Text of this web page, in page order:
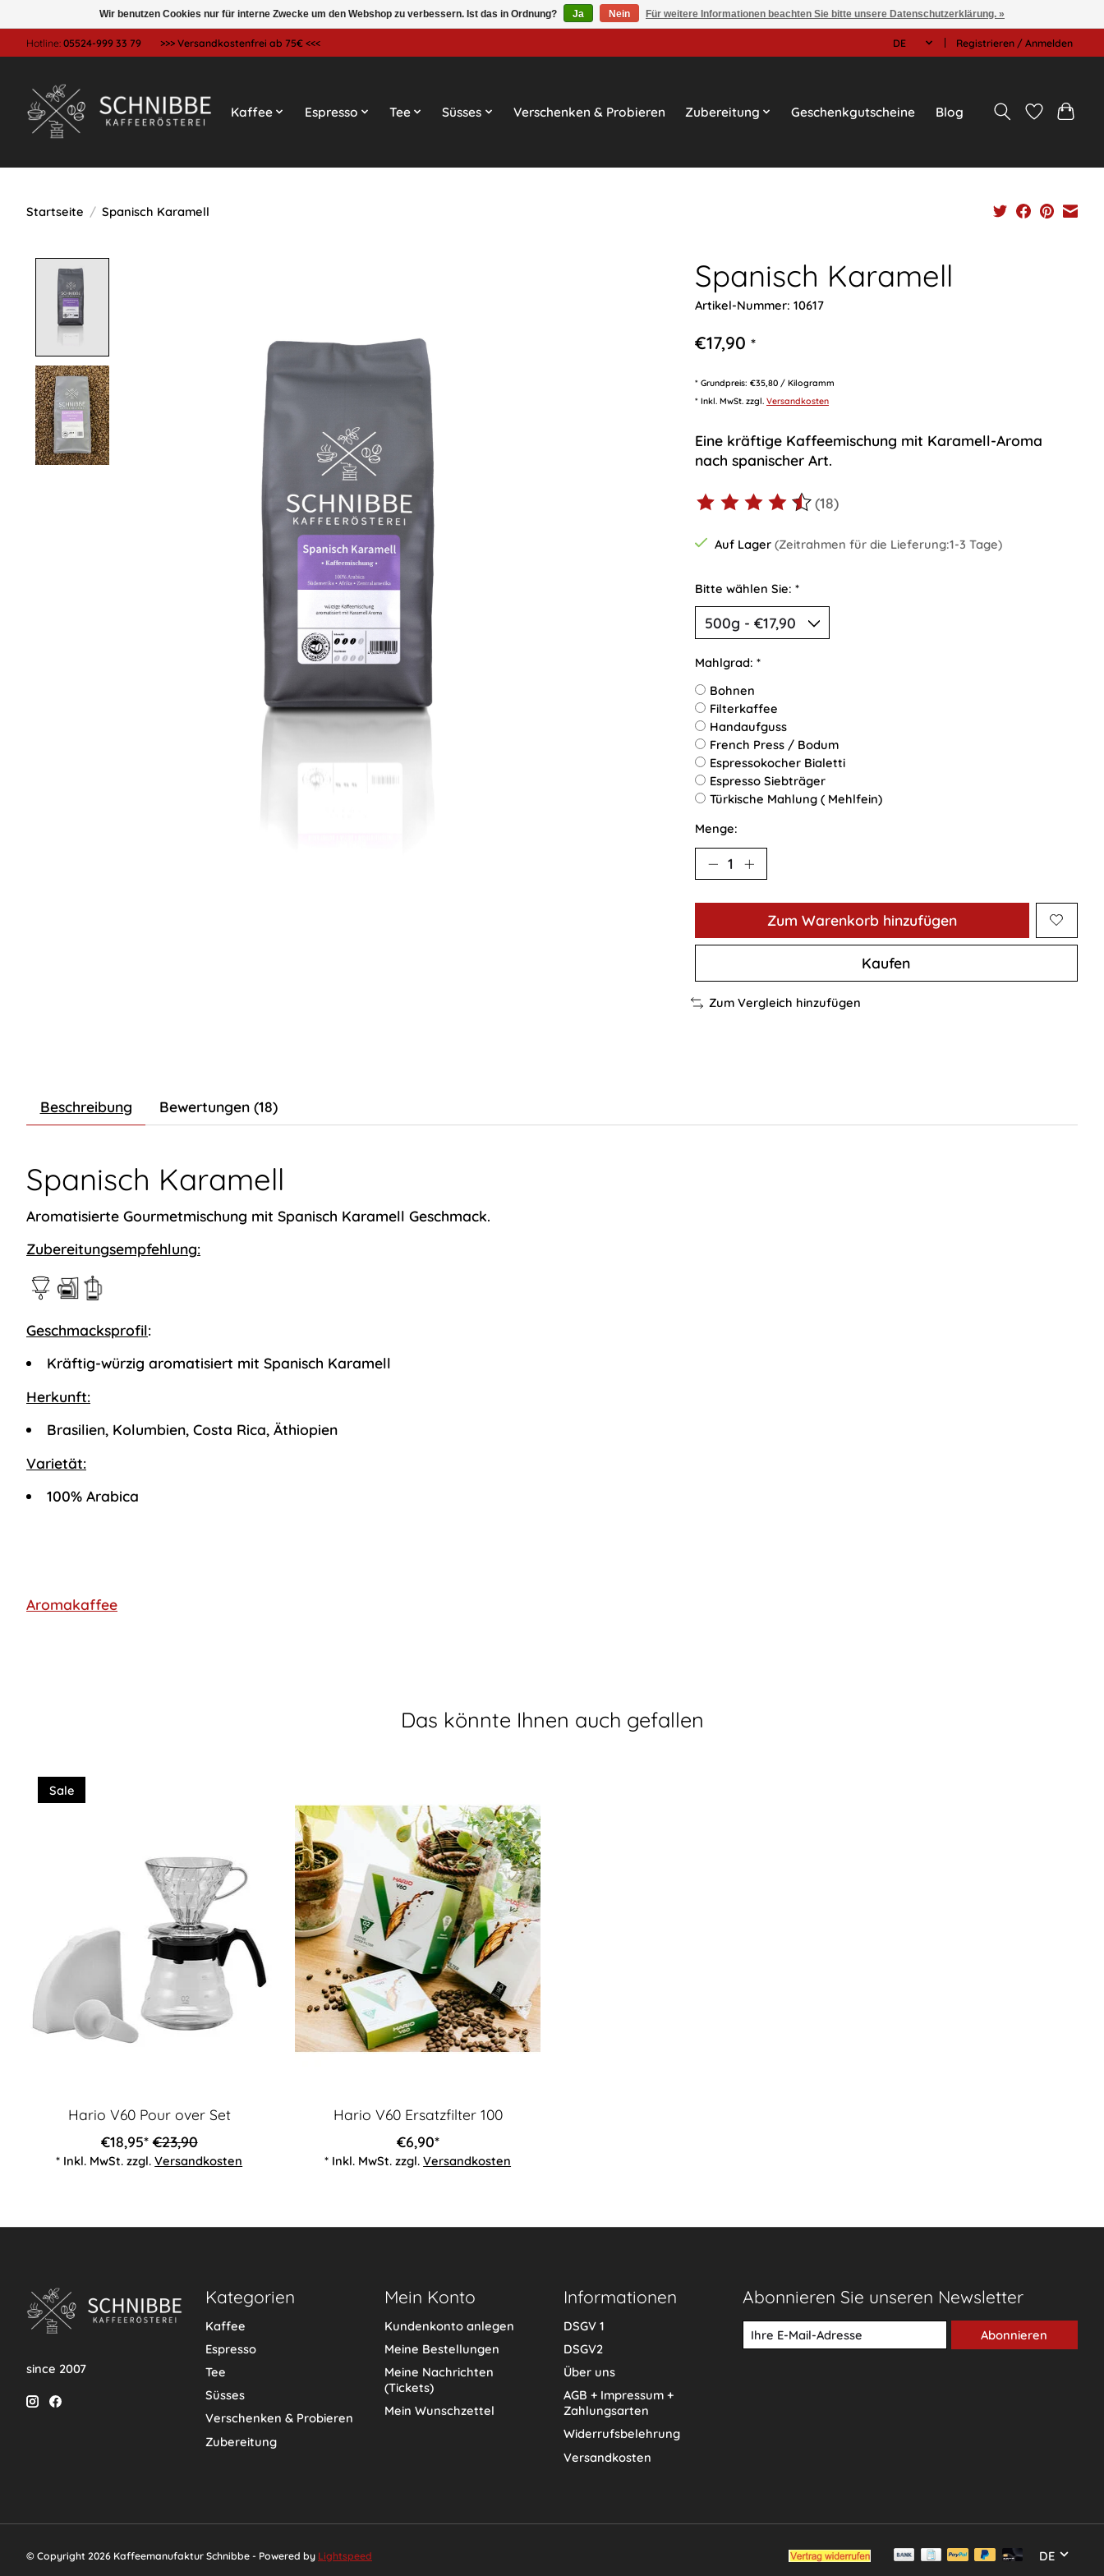
Hotline: 05524-999 33 79 >>> Versandkostenfrei ab 75€ <<< DE Registrieren / Anmelden
Kaffee Espresso Tee Süsses Verschenken & Probieren Zubereitung Geschenkgutscheine Blog
Startseite / Spanisch Karamell
Spanisch Karamell
Artikel-Nummer: 10617
€17,90 *
* Grundpreis: €35,80 / Kilogramm
* Inkl. MwSt. zzgl. Versandkosten
Eine kräftige Kaffeemischung mit Karamell-Aroma
nach spanischer Art.
Die Bewertung dieses Produkts ist
(18)
Auf Lager (Zeitrahmen für die Lieferung:1-3 Tage)
Bitte wählen Sie: *
Mahlgrad: *
Bohnen
Filterkaffee
Handaufguss
French Press / Bodum
Espressokocher Bialetti
Espresso Siebträger
Türkische Mahlung ( Mehlfein)
Menge:
Zum Warenkorb hinzufügen
Kaufen
Zum Vergleich hinzufügen
Beschreibung Bewertungen (18)
Spanisch Karamell
Aromatisierte Gourmetmischung mit Spanisch Karamell Geschmack.
Zubereitungsempfehlung:
Geschmacksprofil:
Kräftig-würzig aromatisiert mit Spanisch Karamell
Herkunft:
Brasilien, Kolumbien, Costa Rica, Äthiopien
Varietät:
100% Arabica
Aromakaffee
Das könnte Ihnen auch gefallen
Produkt-Karussell-Artikel
Sale
Hario V60 Pour over Set
€18,95* €23,90
* Inkl. MwSt. zzgl.Versandkosten
Hario V60 Ersatzfilter 100
€6,90*
* Inkl. MwSt. zzgl.Versandkosten
since 2007
Kategorien
Kaffee
Espresso
Tee
Süsses
Verschenken & Probieren
Zubereitung
Mein Konto
Kundenkonto anlegen
Meine Bestellungen
Meine Nachrichten
(Tickets)
Mein Wunschzettel
Informationen
DSGV 1
DSGV2
Über uns
AGB + Impressum +
Zahlungsarten
Widerrufsbelehrung
Versandkosten
Abonnieren Sie unseren Newsletter
Abonnieren
© Copyright 2026 Kaffeemanufaktur Schnibbe - Powered by Lightspeed DE
Wir benutzen Cookies nur für interne Zwecke um den Webshop zu verbessern. Ist das in Ordnung? Ja Nein Für weitere Informationen beachten Sie bitte unsere Datenschutzerklärung. »